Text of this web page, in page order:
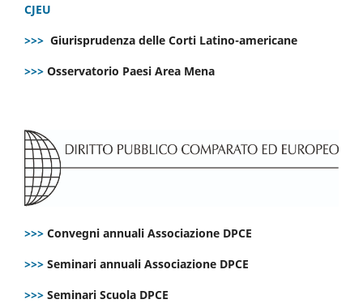
CJEU
>>> Giurisprudenza delle Corti Latino-americane
>>> Osservatorio Paesi Area Mena
>>> Convegni annuali Associazione DPCE
>>> Seminari annuali Associazione DPCE
>>> Seminari Scuola DPCE